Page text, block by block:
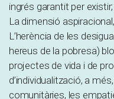
ingrés garantit per
La dimensió
L’herència de les
hereus de la pobresa)
projectes de vida i de
d’individualització, a
comunitàries, les